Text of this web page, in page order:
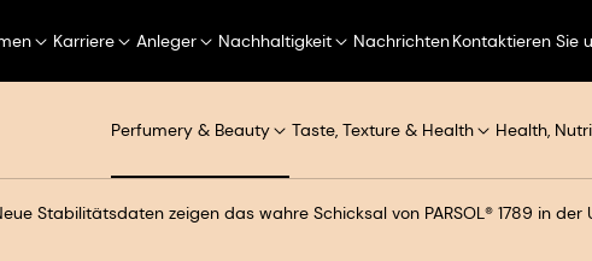
Karriere Anleger Nachhaltigkeit NachrichtenKontaktieren Sie
Perfumery & Beauty Taste, Texture & Health Health,
Stabilitätsdaten zeigen das wahre Schicksal von PARSOL® 1789 in der